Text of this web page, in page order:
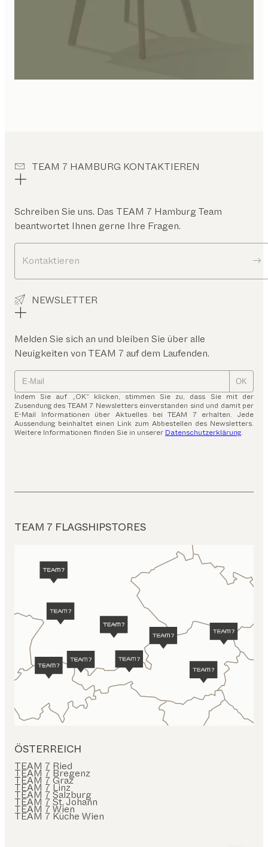
TEAM 7 HAMBURG KONTAKTIEREN
Schreiben Sie uns. Das TEAM 7 HamburgTeam
beantwortet Ihnen gerne Ihre Fragen.
Kontaktieren
NEWSLETTER
Melden Sie sich an und bleiben Sie über alle
Neuigkeiten von TEAM 7 auf dem Laufenden.
OK
Indem Sie auf „OK“ klicken, stimmen Sie zu, dass Sie mit der
Zusendung des TEAM 7 Newsletters einverstanden sind und damit per
E-Mail Informationen über Aktuelles bei TEAM 7 erhalten. Jede
Aussendung beinhaltet einen Link zum Abbestellen des Newsletters.
Weitere Informationen finden Sie in unserer Datenschutzerklärung.
TEAM 7 FLAGSHIPSTORES
ÖSTERREICH
TEAM 7 Ried
TEAM 7 Bregenz
TEAM 7 Graz
TEAM 7 Linz
TEAM 7 Salzburg
TEAM 7 St. Johann
TEAM 7 Wien
TEAM 7 Küche Wien